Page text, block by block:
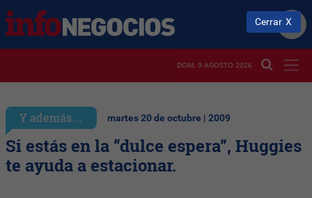
DOM. 9 AGOSTO 2026
Y además… martes 20 de octubre | 2009
Si estás en la “dulce espera”, Huggies
te ayuda a estacionar.
Cerrar